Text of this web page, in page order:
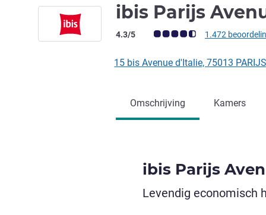
ibis Parijs
Avis-klantbeoordeling (ALL
4.3/5 1.472
15 bis Avenue d'Italie, 75013
Omschrijving Kamers
ibis Parijs
Levendig economisch